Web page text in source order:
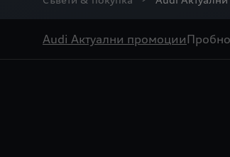
Audi Актуални промоции